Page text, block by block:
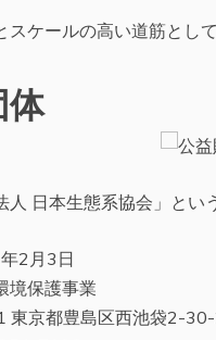
スケールの高い道筋とし
人 日本生態系協会」とい
2月3日
境保護事業
東京都豊島区西池袋2-